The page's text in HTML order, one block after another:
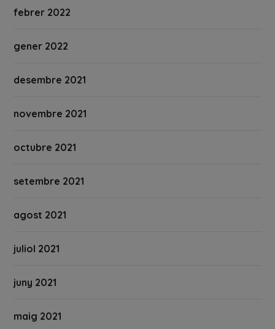
febrer 2022
gener 2022
desembre 2021
novembre 2021
octubre 2021
setembre 2021
agost 2021
juliol 2021
juny 2021
maig 2021